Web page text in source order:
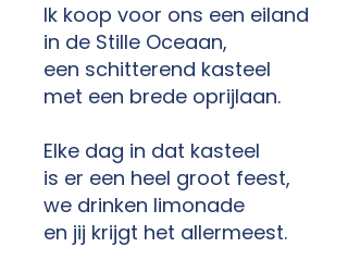
Ik koop voor ons een eiland
in de Stille Oceaan,
een schitterend kasteel
met een brede oprijlaan.
Elke dag in dat kasteel
is er een heel groot feest,
we drinken limonade
en jij krijgt het allermeest.